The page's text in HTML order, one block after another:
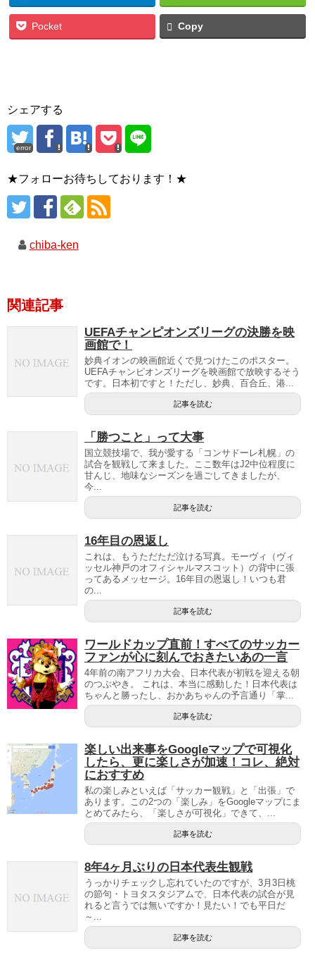
Pocket Copy
シェアする
error
★フォローお待ちしております！★
chiba-ken
関連記事
UEFAチャンピオンズリーグの決勝を映
画館で！
妙典イオンの映画館近くで見つけたこのポスター。
UEFAチャンピオンズリーグを映画館で放映するそう
です。日本初ですと！ただし、妙典、百合丘、港...
記事を読む
「勝つこと」って大事
国立競技場で、我が愛する「コンサドーレ札幌」の
試合を観戦して来ました。ここ数年はJ2中位程度に
甘んじ、地味なシーズンを過ごしてきましたが、
今...
記事を読む
16年目の恩返し
これは、もうただただ泣ける写真。モーヴィ（ヴィ
ッセル神戸のオフィシャルマスコット）の背中に張
ってあるメッセージ。16年目の恩返し！いつも君
の...
記事を読む
ワールドカップ直前！すべてのサッカー
ファンが心に刻んでおきたいあの一言
4年前の南アフリカ大会、日本代表が初戦を迎える朝
のつぶやき。 これは、本当に感動した！日本代表は
ちゃんと勝ったし、おかあちゃんの予言通り「掌...
記事を読む
楽しい出来事をGoogleマップで可視化
したら、更に楽しさが加速！コレ、絶対
におすすめ
私の楽しみといえば「サッカー観戦」と「出張」で
あります。この2つの「楽しみ」をGoogleマップにま
とめてみたら、「楽しさが可視化」できて、...
記事を読む
8年4ヶ月ぶりの日本代表生観戦
うっかりチェックし忘れていたのですが、3月3日桃
の節句・トヨタスタジアムで、日本代表の試合が見
れると言うでは無いですか！見たい！でも平日だ
～...
記事を読む